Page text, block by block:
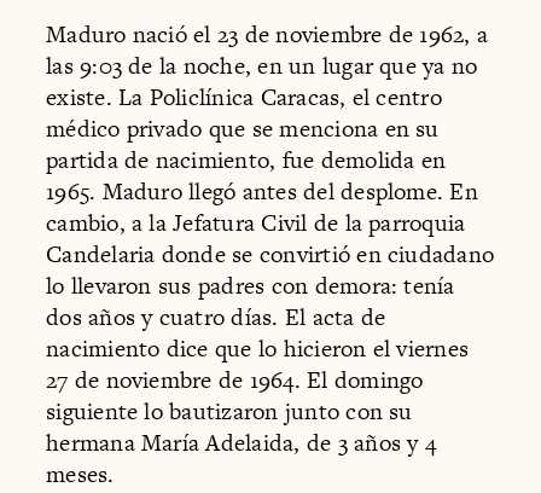
Maduro nació el 23 de noviembre de 1962, a
las 9:03 de la noche, en un lugar que ya no
existe. La Policlínica Caracas, el centro
médico privado que se menciona en su
partida de nacimiento, fue demolida en
1965. Maduro llegó antes del desplome. En
cambio, a la Jefatura Civil de la parroquia
Candelaria donde se convirtió en ciudadano
lo llevaron sus padres con demora: tenía
dos años y cuatro días. El acta de
nacimiento dice que lo hicieron el viernes
27 de noviembre de 1964. El domingo
siguiente lo bautizaron junto con su
hermana María Adelaida, de 3 años y 4
meses.